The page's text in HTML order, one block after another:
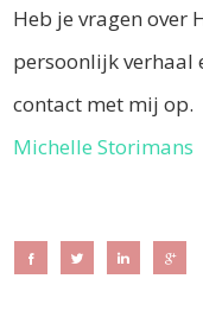
Heb je vragen over
persoonlijk
contact met mij op.
Michelle Storimans